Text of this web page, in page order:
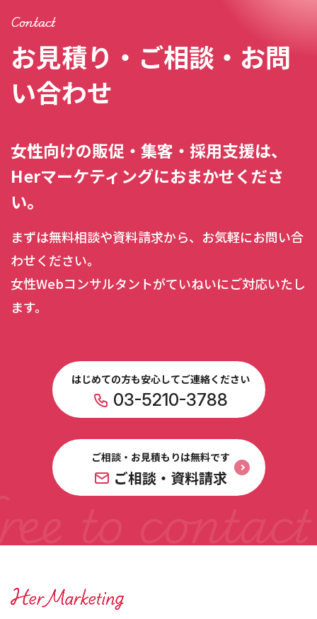
Contact
お見積り・ご相談・お問
い合わせ
女性向けの販促・集客・採用支援は、
Herマーケティングにおまかせくださ
い。
まずは無料相談や資料請求から、お気軽にお問い合
わせください。
女性Webコンサルタントがていねいにご対応いたし
ます。
はじめての方も安心してご連絡ください
03-5210-3788
ご相談・お見積もりは無料です
ご相談・資料請求